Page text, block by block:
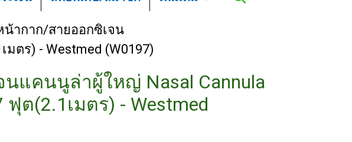
ากาก/สายออกซิเจน
ตร) - Westmed (W0197)
นแคนนูล่าผู้ใหญ่ Nasal Cannula
ฟุต(2.1เมตร) - Westmed